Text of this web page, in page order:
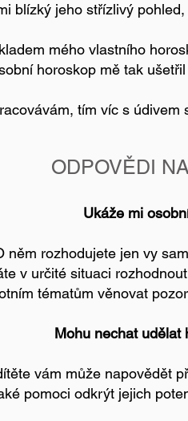
blízký jeho střízlivý
mého vlastního
horoskop mě tak
tím víc s
ODPOVĚDI
Ukáže mi
něm rozhodujete jen vy
v určité situaci
tématům věnovat
​Mohu nechat udělat
vám může napovědět
pomoci odkrýt jejich